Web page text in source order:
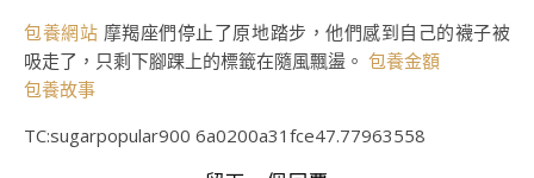
包養網站 摩羯座們停止了原地踏步，他們感到自己的襪子被
吸走了，只剩下腳踝上的標籤在隨風飄盪。 包養金額
包養故事
TC:sugarpopular900 6a0200a31fce47.77963558